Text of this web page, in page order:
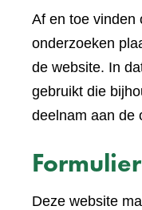
Af en toe vinden
onderzoeken
de website. In
gebruikt die
deelnam aan de
Deze website